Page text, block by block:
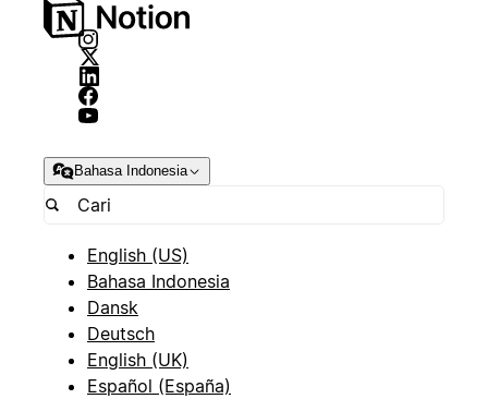
Bahasa Indonesia
English (US)
Bahasa Indonesia
Dansk
Deutsch
English (UK)
Español (España)